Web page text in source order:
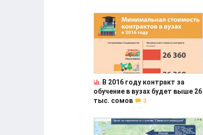
В 2016 году контракт за
обучение в вузах будет выше 26
тыс. сомов
3